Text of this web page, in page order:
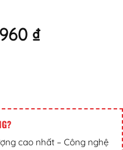
₫
cao nhất – Công nghệ